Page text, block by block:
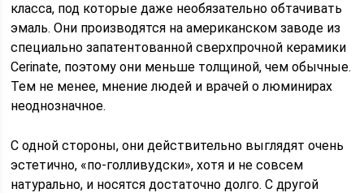
класса, под которые даже необязательно обтачивать
эмаль. Они производятся на американском заводе из
специально запатентованной сверхпрочной керамики
Cerinate, поэтому они меньше толщиной, чем обычные.
Тем не менее, мнение людей и врачей о люминирах
неоднозначное.
С одной стороны, они действительно выглядят очень
эстетично, «по-голливудски», хотя и не совсем
натурально, и носятся достаточно долго. С другой